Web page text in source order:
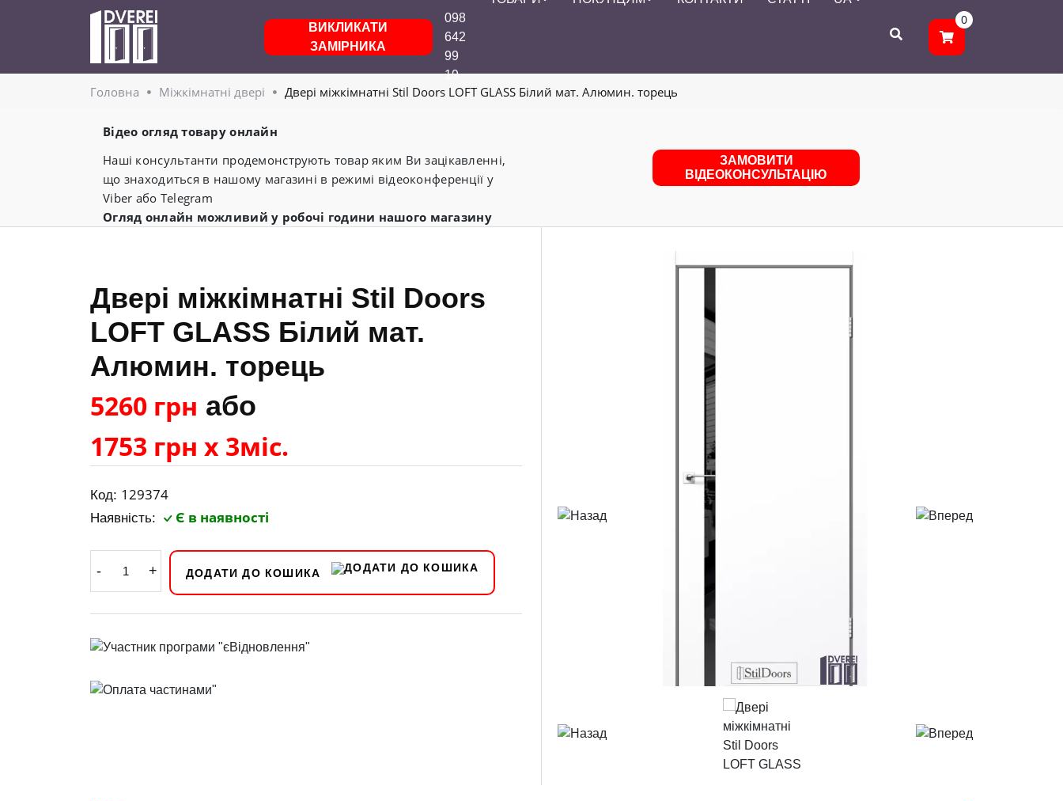
ВИКЛИКАТИ
ЗАМІРНИКА
098
642
99
19
0
Головнa Міжкімнатні двері Двері міжкімнатні Stil Doors LOFT GLASS Білий мат. Алюмин. торець
Відео огляд товару онлайн
Наші консультанти продемонструють товар яким Ви зацікавленні,
що знаходиться в нашому магазині в режимі відеоконференції у
Viber або Telegram
Огляд онлайн можливий у робочі години нашого магазину
ЗАМОВИТИ
ВІДЕОКОНСУЛЬТАЦІЮ
Двері міжкімнатні Stil Doors
LOFT GLASS Білий мат.
Алюмин. торець
5260 грн або
1753 грн х 3міс.
Код: 129374
Наявність: Є в наявності
- + ДОДАТИ ДО КОШИКА